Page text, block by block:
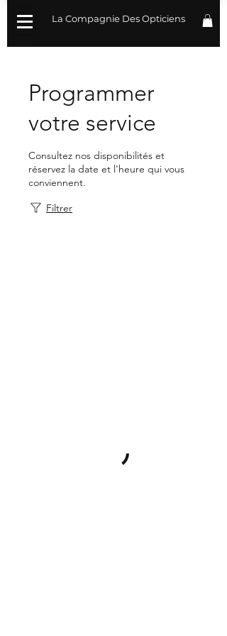
La Compagnie Des Opticiens
Programmer
votre service
Consultez nos disponibilités et
réservez la date et l'heure qui vous
conviennent.
Filtrer